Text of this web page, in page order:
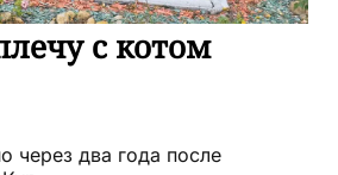
с котом
через два года после